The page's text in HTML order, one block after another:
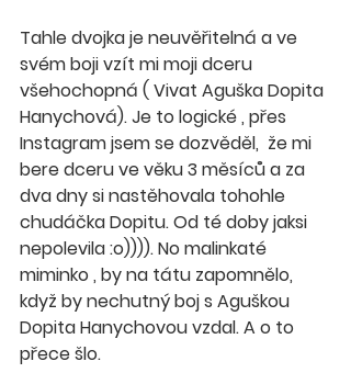
Tahle dvojka je neuvěřitelná a ve
svém boji vzít mi moji dceru
všehochopná ( Vivat Aguška Dopita
Hanychová). Je to logické , přes
Instagram jsem se dozvěděl,  že mi
bere dceru ve věku 3 měsíců a za
dva dny si nastěhovala tohohle
chudáčka Dopitu. Od té doby jaksi
nepolevila :o)))). No malinkaté
miminko , by na tátu zapomnělo,
když by nechutný boj s Aguškou
Dopita Hanychovou vzdal. A o to
přece šlo.